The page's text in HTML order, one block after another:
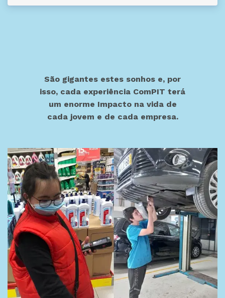
São gigantes estes sonhos e, por
isso, cada experiência ComPIT terá
um enorme Impacto na vida de
cada jovem e de cada empresa.